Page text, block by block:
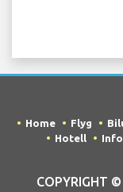
Home Flyg
Hotell
COPYRIGHT